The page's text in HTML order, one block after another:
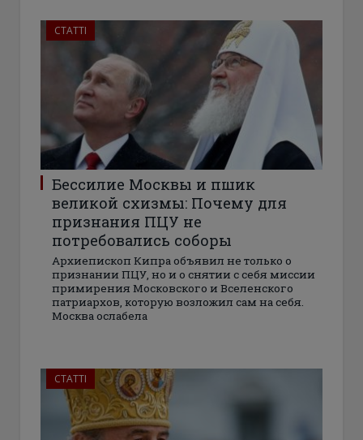
СТАТТІ
Бессилие Москвы и пшик
великой схизмы: Почему для
признания ПЦУ не
потребовались соборы
Архиепископ Кипра объявил не только о
признании ПЦУ, но и о снятии с себя миссии
примирения Московского и Вселенского
патриархов, которую возложил сам на себя.
Москва ослабела
СТАТТІ